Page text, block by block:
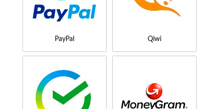
PayPal Qiwi